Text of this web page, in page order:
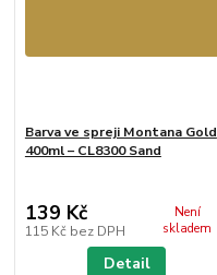
Barva ve spreji Montana Gold
400ml – CL8300 Sand
139 Kč
115 Kč bez DPH
Není
skladem
Detail